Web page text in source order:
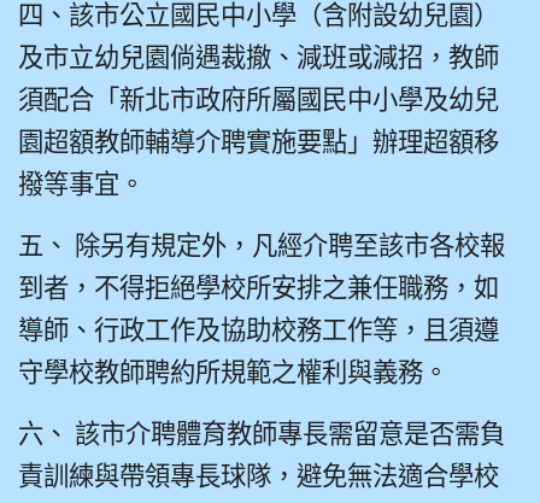
四、該市公立國民中小學（含附設幼兒園）
及市立幼兒園倘遇裁撤、減班或減招，教師
須配合「新北市政府所屬國民中小學及幼兒
園超額教師輔導介聘實施要點」辦理超額移
撥等事宜。
五、 除另有規定外，凡經介聘至該市各校報
到者，不得拒絕學校所安排之兼任職務，如
導師、行政工作及協助校務工作等，且須遵
守學校教師聘約所規範之權利與義務。
六、 該市介聘體育教師專長需留意是否需負
責訓練與帶領專長球隊，避免無法適合學校